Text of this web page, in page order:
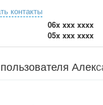
контакты
06x xxx xxxx
05x xxx xxxx